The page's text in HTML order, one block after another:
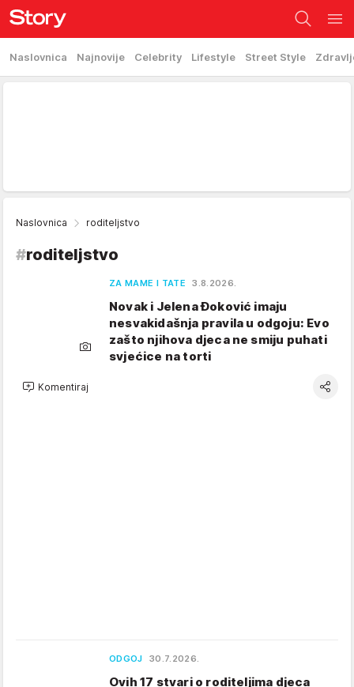
Naslovnica Najnovije Celebrity Lifestyle Street Style
Naslovnica roditeljstvo
#roditeljstvo
ZA MAME I TATE 3.8.2026.
Novak i Jelena Đoković imaju
nesvakidašnja pravila u odgoju: Evo
zašto njihova djeca ne smiju puhati
svjećice na torti
Komentiraj
ODGOJ 30.7.2026.
Ovih 17 stvari o roditeljima djeca